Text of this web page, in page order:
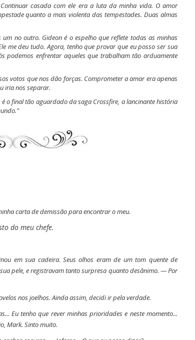
casada com ele era a luta da minha vida. O amor
quanto a mais violenta das tempestades. Duas almas
no outro. Gideon é o espelho que reflete todas as minhas
me deu tudo. Agora, tenho que provar que eu posso ser sua
podemos enfrentar aqueles que trabalham tão arduamente
votos que nos dão forças. Comprometer a amar era apenas
iria nos separar.
é o final tão aguardado da saga Crossfire, a lancinante história
carta de demissão para encontrar o meu.
do meu chefe.
em sua cadeira. Seus olhos eram de um tom quente de
pele, e registravam tanto surpresa quanto desânimo. — Por
nos joelhos. Ainda assim, decidi ir pela verdade.
Eu tenho que rever minhas prioridades e neste momento...
Mark. Sinto muito.